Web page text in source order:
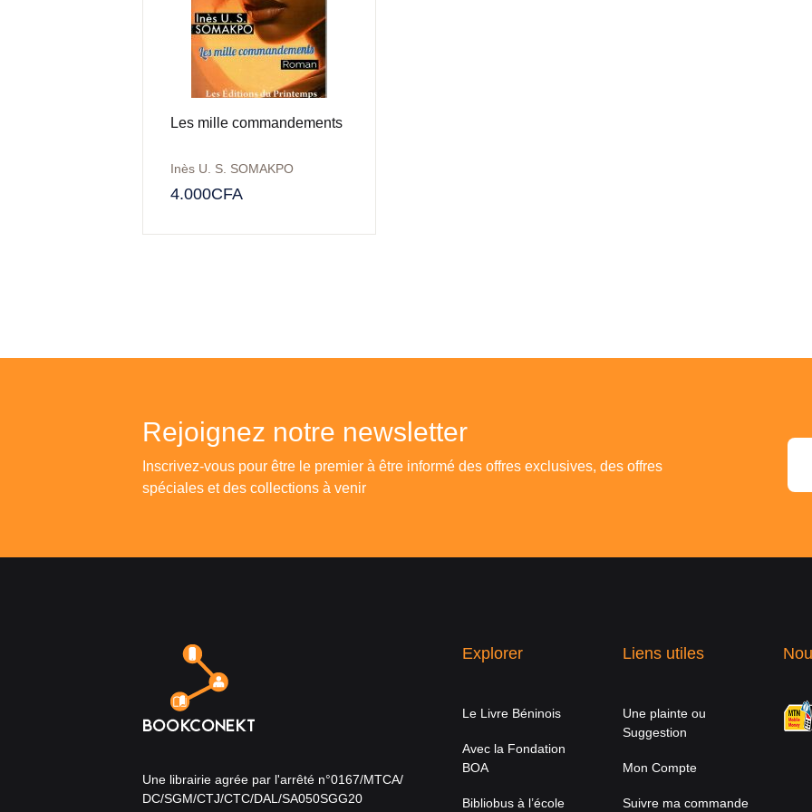
Les mille commandements
Inès U. S. SOMAKPO
4.000CFA
Rejoignez notre newsletter
Inscrivez-vous pour être le premier à être informé des offres exclusives, des offres
spéciales et des collections à venir
Une librairie agrée par l'arrêté n°0167/MTCA/
DC/SGM/CTJ/CTC/DAL/SA050SGG20
Explorer
Le Livre Béninois
Avec la Fondation
BOA
Bibliobus à l’école
Liens utiles
Une plainte ou
Suggestion
Mon Compte
Suivre ma commande